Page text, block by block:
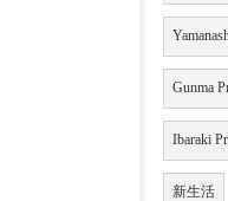
Gunma
Ibaraki
新生活